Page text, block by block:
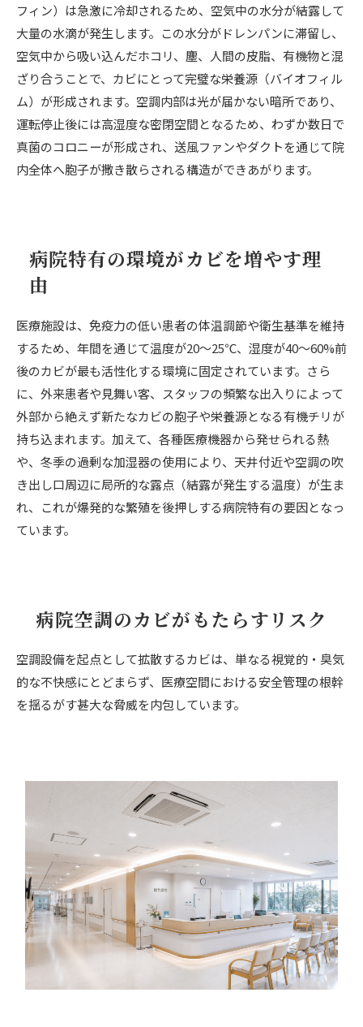
フィン）は急激に冷却されるため、空気中の水分が結露して
大量の水滴が発生します。この水分がドレンパンに滞留し、
空気中から吸い込んだホコリ、塵、人間の皮脂、有機物と混
ざり合うことで、カビにとって完璧な栄養源（バイオフィル
ム）が形成されます。空調内部は光が届かない暗所であり、
運転停止後には高湿度な密閉空間となるため、わずか数日で
真菌のコロニーが形成され、送風ファンやダクトを通じて院
内全体へ胞子が撒き散らされる構造ができあがります。
病院特有の環境がカビを増やす理
由
医療施設は、免疫力の低い患者の体温調節や衛生基準を維持
するため、年間を通じて温度が20〜25℃、湿度が40〜60%前
後のカビが最も活性化する環境に固定されています。さら
に、外来患者や見舞い客、スタッフの頻繁な出入りによって
外部から絶えず新たなカビの胞子や栄養源となる有機チリが
持ち込まれます。加えて、各種医療機器から発せられる熱
や、冬季の過剰な加湿器の使用により、天井付近や空調の吹
き出し口周辺に局所的な露点（結露が発生する温度）が生ま
れ、これが爆発的な繁殖を後押しする病院特有の要因となっ
ています。
病院空調のカビがもたらすリスク
空調設備を起点として拡散するカビは、単なる視覚的・臭気
的な不快感にとどまらず、医療空間における安全管理の根幹
を揺るがす甚大な脅威を内包しています。